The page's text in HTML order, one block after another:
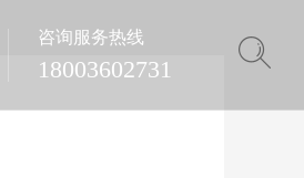
咨询服务热线
18003602731